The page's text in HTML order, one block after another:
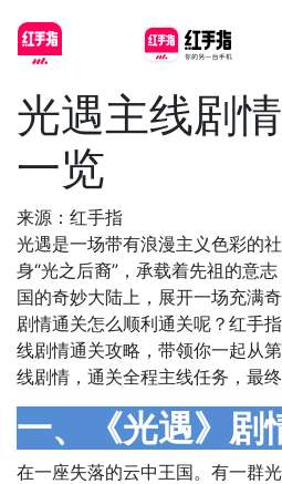
光遇主线剧
一览
来源：红手指
光遇是一场带有浪漫主义色彩的
身“光之后裔”，承载着先祖的意
国的奇妙大陆上，展开一场充满
剧情通关怎么顺利通关呢？红手
线剧情通关攻略，带领你一起从
线剧情，通关全程主线任务，最
一、《光遇》剧
在一座失落的云中王国。有一群